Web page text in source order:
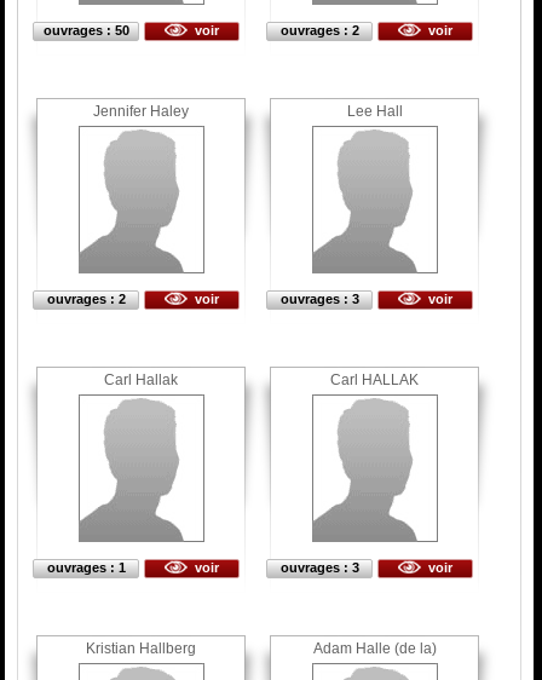
ouvrages : 50 voir ouvrages : 2 voir
Jennifer Haley
ouvrages : 2 voir
Lee Hall
ouvrages : 3 voir
Carl Hallak
ouvrages : 1 voir
Carl HALLAK
ouvrages : 3 voir
Kristian Hallberg Adam Halle (de la)